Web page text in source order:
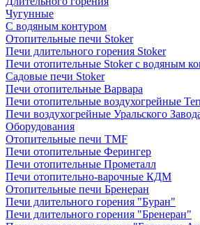
Чугунные
C водяным контуром
Отопительные печи Stoker
Печи длительного горения Stoker
Печи отопительные Stoker с водяным
Садовые печи Stoker
Печи отопительные Варвара
Печи отопительные воздухогрейные
Печи воздухогрейные Уральского
Оборудования
Отопительные печи TMF
Печи отопительные Ферингер
Печи отопительные Прометалл
Печи отопительно-варочные КДМ
Отопительные печи Бренеран
Печи длительного горения "Буран"
Печи длительного горения "Бренеран"